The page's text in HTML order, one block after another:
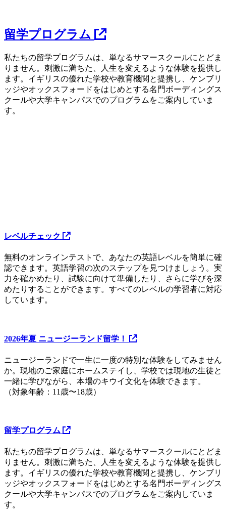
留学プログラム
私たちの留学プログラムは、単なるサマースクールにとどま
りません。刺激に満ちた、人生を変えるような体験を提供し
ます。イギリスの優れた学校や教育機関と提携し、ケンブリ
ッジやオックスフォードをはじめとする名門ボーディングス
クールや大学キャンパスでのプログラムをご案内していま
す。
レベルチェック
無料のオンラインテストで、あなたの英語レベルを簡単に確
認できます。英語学習の次のステップを見つけましょう。実
力を確かめたり、試験に向けて準備したり、さらに学びを深
めたりすることができます。すべてのレベルの学習者に対応
しています。
2026年夏 ニュージーランド留学！
ニュージーランドで一生に一度の特別な体験をしてみません
か。現地のご家庭にホームステイし、学校では現地の生徒と
一緒に学びながら、本場のキウイ文化を体験できます。
（対象年齢：11歳〜18歳）
留学プログラム
私たちの留学プログラムは、単なるサマースクールにとどま
りません。刺激に満ちた、人生を変えるような体験を提供し
ます。イギリスの優れた学校や教育機関と提携し、ケンブリ
ッジやオックスフォードをはじめとする名門ボーディングス
クールや大学キャンパスでのプログラムをご案内していま
す。